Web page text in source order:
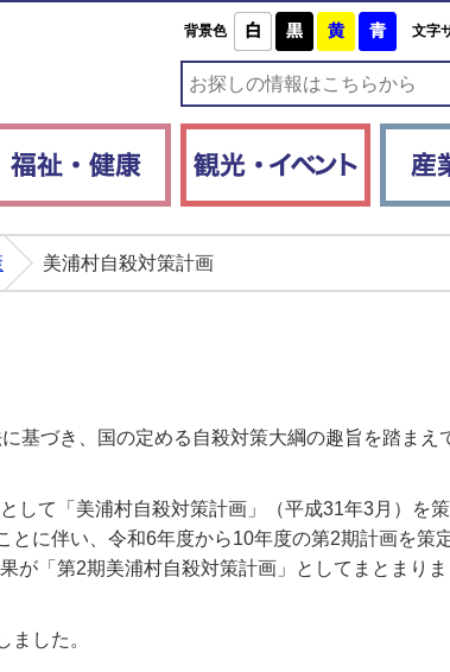
背景色 白 黒 黄 青文字
美浦村自殺対策計画
基づき、国の定める自殺対策大綱の趣旨を踏ま
して「美浦村自殺対策計画」（平成31年3月）を策
に伴い、令和6年度から10年度の第2期計画を策
が「第2期美浦村自殺対策計画」としてまとまりま
ました。